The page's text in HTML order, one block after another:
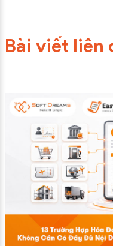
Bài viết liên